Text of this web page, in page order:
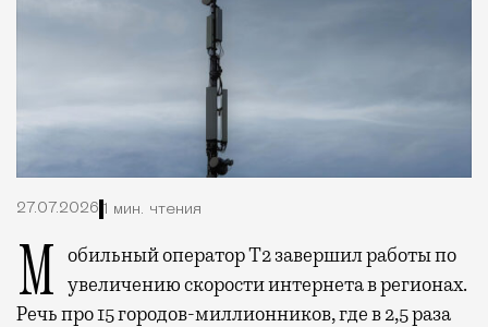
27.07.2026 1 мин. чтения
Мобильный оператор Т2 завершил работы по увеличению скорости интернета в регионах.
Речь про 15 городов-миллионников, где в 2,5 раза